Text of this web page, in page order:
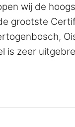
wij de
grootste
is zeer